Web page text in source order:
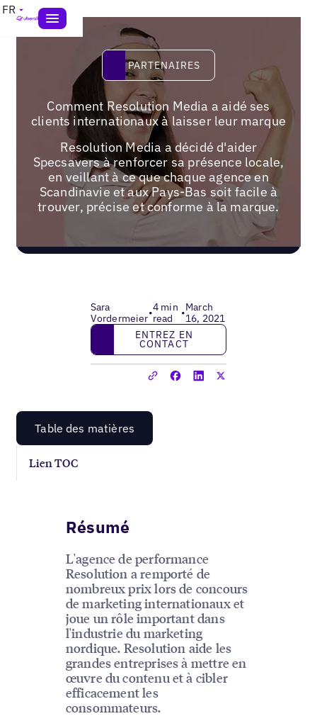
FR
PARTENAIRES
PARTENAIRES
Comment Resolution Media a aidé ses
clients internationaux à laisser leur marque
Resolution Media a décidé d'aider
Specsavers à renforcer sa présence locale,
en veillant à ce que chaque agence en
Scandinavie et aux Pays-Bas soit facile à
trouver, précise et conforme à la marque.
Sara
Vordermeier•4 min
read
•March
16, 2021
Entrez en contact
ENTREZ EN
CONTACT
Table des matières
Lien TOC
Résumé
L'agence de performance
Resolution a remporté de
nombreux prix lors de concours
de marketing internationaux et
joue un rôle important dans
l'industrie du marketing
nordique. Resolution aide les
grandes entreprises à mettre en
œuvre du contenu et à cibler
efficacement les
consommateurs.